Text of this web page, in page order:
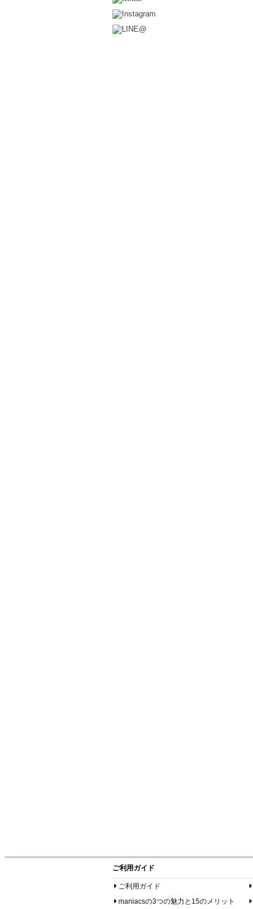
ご利用ガイド
ご利用ガイド
maniacsの3つの魅力と15のメリット